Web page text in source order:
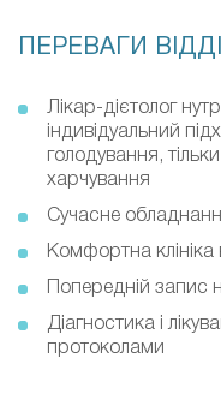
ПЕРЕВАГИ
Лікар-дієтолог
індивідуальний
голодування,
харчування
Сучасне
Комфортна клініка
Попередній запис
Діагностика і
протоколами